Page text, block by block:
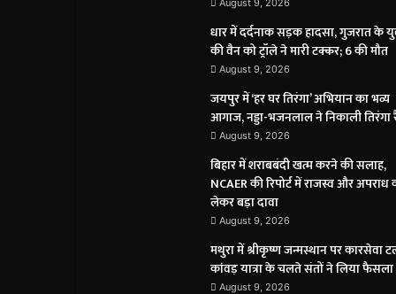
August 9, 2026
धार में दर्दनाक सड़क हादसा, गुजरात के
की वैन को ट्रॉले ने मारी टक्कर; 6 की मौत
August 9, 2026
जयपुर में ‘हर घर तिरंगा’ अभियान का भव्य
आगाज, नड्डा-भजनलाल ने निकाली तिरंगा
August 9, 2026
बिहार में शराबबंदी खत्म करने की सलाह,
NCAER की रिपोर्ट में राजस्व और अपराध
लेकर बड़ा दावा
August 9, 2026
मथुरा में श्रीकृष्ण जन्मस्थान पर कारसेवा
कांवड़ यात्रा के चलते संतों ने लिया फैसला
August 9, 2026